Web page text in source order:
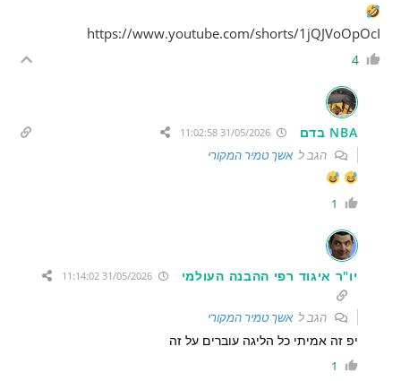
https://www.youtube.com/shorts/1jQJVoOpOcI
4
NBA בדם 31/05/2026 11:02:58
הגב לאשך טמיר המקורי
1
יו"ר איגוד רפי ההבנה העולמי 31/05/2026 11:14:02
הגב לאשך טמיר המקורי
יפ זה אמיתי כל הליגה עוברים על זה
1